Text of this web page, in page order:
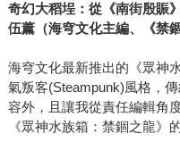
奇幻大稻埕：從《南街殷賑
伍薰（海穹文化主編、《禁
海穹文化最新推出的《眾神
氣叛客(Steampunk)風格，
容外，且讓我從責任編輯角
《眾神水族箱：禁錮之龍》